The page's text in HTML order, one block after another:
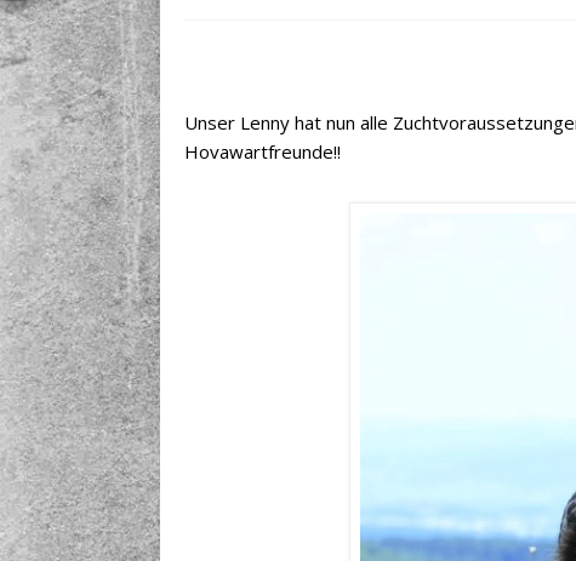
Unser Lenny hat nun alle
Hovawartfreunde!!